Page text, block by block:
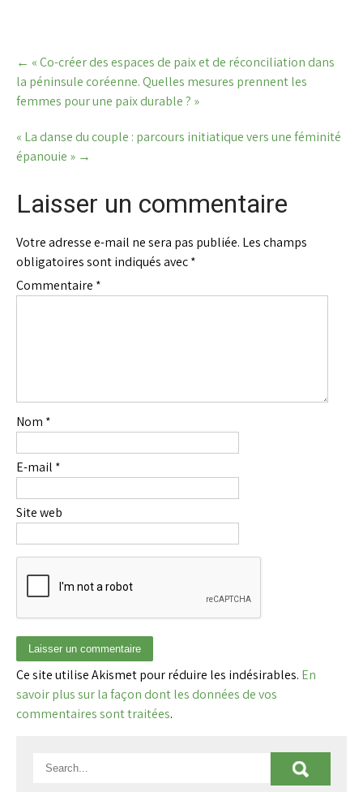
Post
navigation
← « Co-créer des espaces de paix et de réconciliation dans
la péninsule coréenne. Quelles mesures prennent les
femmes pour une paix durable ? »
« La danse du couple : parcours initiatique vers une féminité
épanouie » →
Laisser un commentaire
Votre adresse e-mail ne sera pas publiée. Les champs
obligatoires sont indiqués avec*
Commentaire *
Nom *
E-mail *
Site web
Ce site utilise Akismet pour réduire les indésirables. En
savoir plus sur la façon dont les données de vos
commentaires sont traitées.